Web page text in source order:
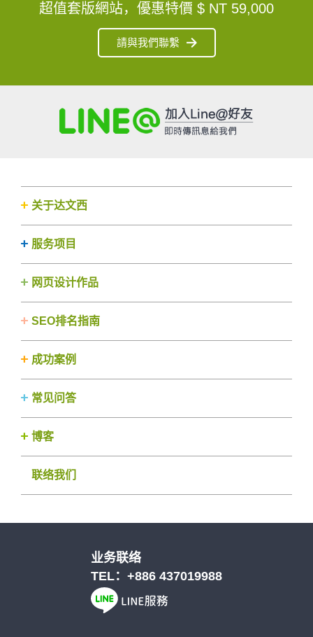
超值套版網站，優惠特價 $ NT 59,000
請與我們聯繫
关于达文西
服务项目
网页设计作品
SEO排名指南
成功案例
常见问答
博客
联络我们
业务联络
TEL： +886 437019988